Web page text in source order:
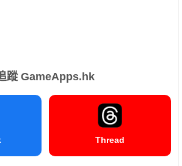
蹤 GameApps.hk
Thread